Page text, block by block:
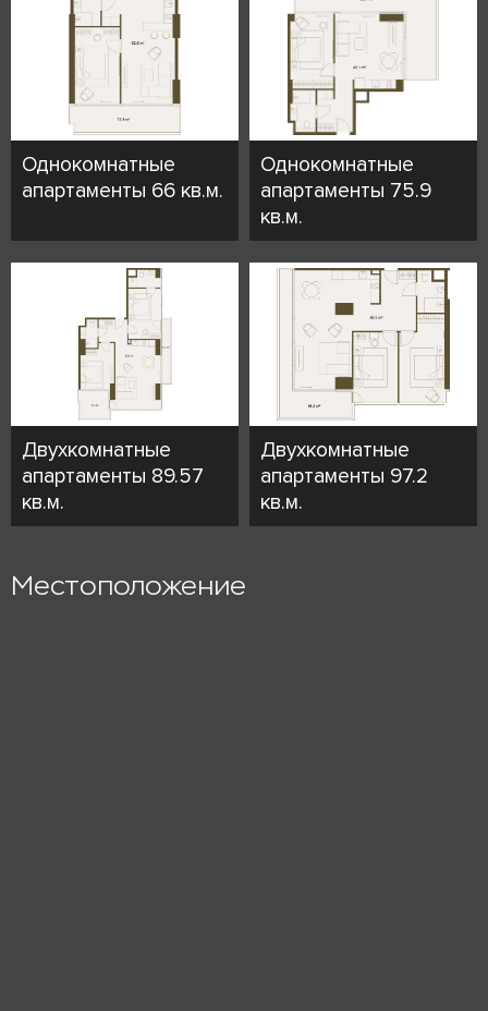
Однокомнатные
апартаменты 66 кв.м.
Однокомнатные
апартаменты 75.9
кв.м.
Двухкомнатные
апартаменты 89.57
кв.м.
Двухкомнатные
апартаменты 97.2
кв.м.
Местоположение